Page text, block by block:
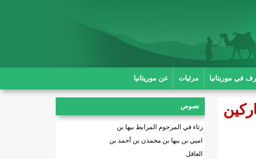
في موريتانيا مرئيات عن موريتانيا
نصوص
رثاء في المرحوم المرابط ببها بن
اميي بن ببها بن محمذن بن أحمد بن
العاقل